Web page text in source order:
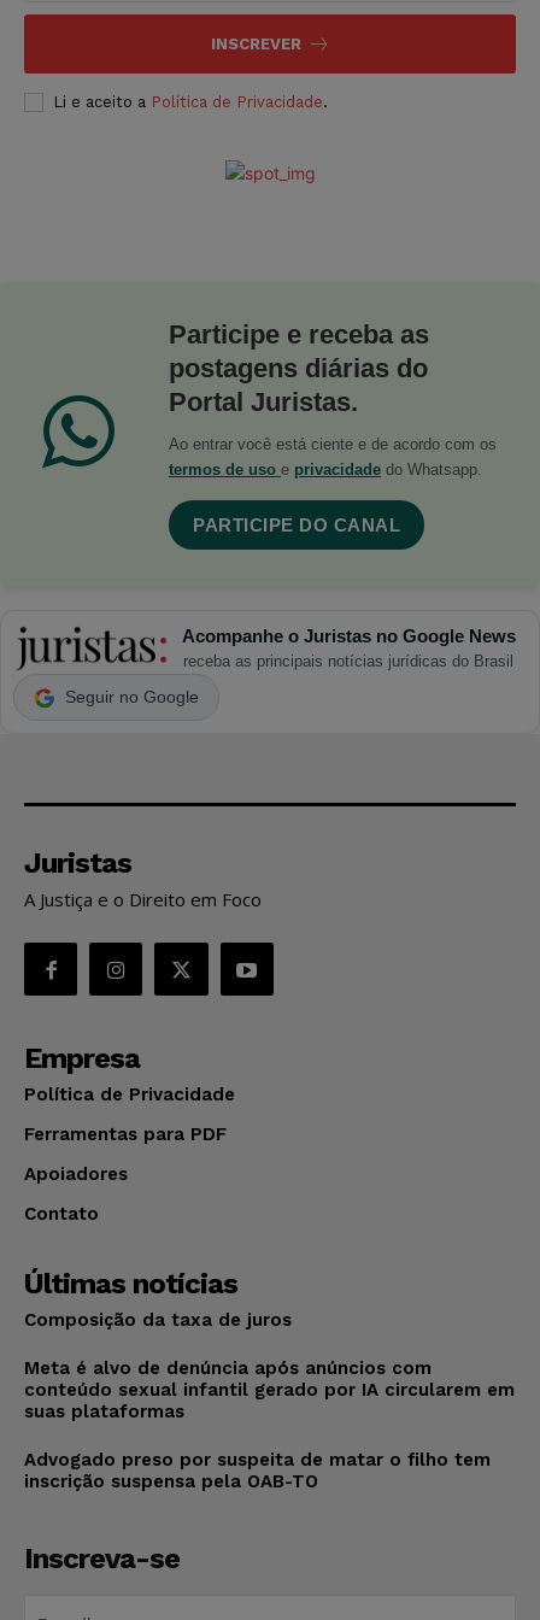
INSCREVER
Li e aceito a Política de Privacidade.
Participe e receba as
postagens diárias do
Portal Juristas.
Ao entrar você está ciente e de acordo com os
termos de uso e privacidade do Whatsapp.
PARTICIPE DO CANAL
Acompanhe o Juristas no Google News
receba as principais notícias jurídicas do Brasil
Seguir no Google
Juristas
A Justiça e o Direito em Foco
Empresa
Política de Privacidade
Ferramentas para PDF
Apoiadores
Contato
Últimas notícias
Composição da taxa de juros
Meta é alvo de denúncia após anúncios com
conteúdo sexual infantil gerado por IA circularem em
suas plataformas
Advogado preso por suspeita de matar o filho tem
inscrição suspensa pela OAB-TO
Inscreva-se